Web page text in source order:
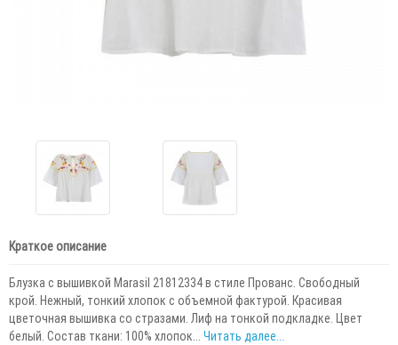
Краткое описание
Блузка с вышивкой Marasil 21812334 в стиле Прованс. Свободный
крой. Нежный, тонкий хлопок с объемной фактурой. Красивая
цветочная вышивка со стразами. Лиф на тонкой подкладке. Цвет
белый. Состав ткани: 100% хлопок... Читать далее...